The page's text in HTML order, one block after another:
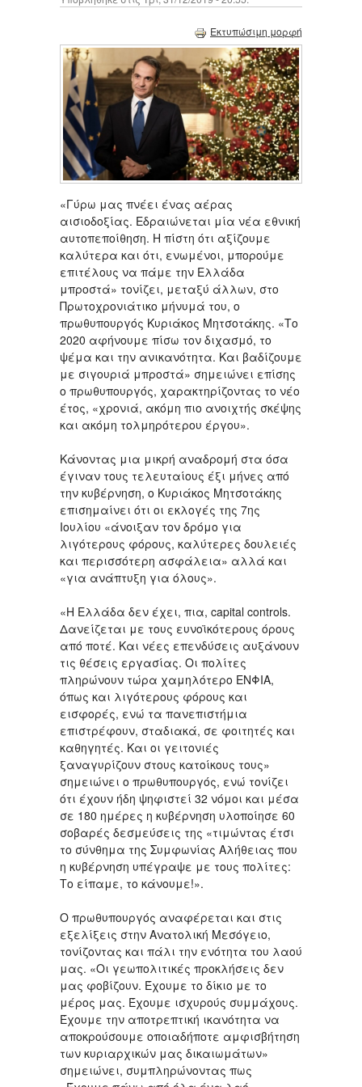
Εκτυπώσιμη μορφή
«Γύρω μας πνέει ένας αέρας
αισιοδοξίας. Εδραιώνεται μία νέα εθνική
αυτοπεποίθηση. Η πίστη ότι αξίζουμε
καλύτερα και ότι, ενωμένοι, μπορούμε
επιτέλους να πάμε την Ελλάδα
μπροστά» τονίζει, μεταξύ άλλων, στο
Πρωτοχρονιάτικο μήνυμά του, ο
πρωθυπουργός Κυριάκος Μητσοτάκης. «Το
2020 αφήνουμε πίσω τον διχασμό, το
ψέμα και την ανικανότητα. Και βαδίζουμε
με σιγουριά μπροστά» σημειώνει επίσης
ο πρωθυπουργός, χαρακτηρίζοντας το νέο
έτος, «χρονιά, ακόμη πιο ανοιχτής σκέψης
και ακόμη τολμηρότερου έργου».
Κάνοντας μια μικρή αναδρομή στα όσα
έγιναν τους τελευταίους έξι μήνες από
την κυβέρνηση, ο Κυριάκος Μητσοτάκης
επισημαίνει ότι οι εκλογές της 7ης
Ιουλίου «άνοιξαν τον δρόμο για
λιγότερους φόρους, καλύτερες δουλειές
και περισσότερη ασφάλεια» αλλά και
«για ανάπτυξη για όλους».
«Η Ελλάδα δεν έχει, πια, capital controls.
Δανείζεται με τους ευνοϊκότερους όρους
από ποτέ. Και νέες επενδύσεις αυξάνουν
τις θέσεις εργασίας. Οι πολίτες
πληρώνουν τώρα χαμηλότερο ΕΝΦΙΑ,
όπως και λιγότερους φόρους και
εισφορές, ενώ τα πανεπιστήμια
επιστρέφουν, σταδιακά, σε φοιτητές και
καθηγητές. Και οι γειτονιές
ξαναγυρίζουν στους κατοίκους τους»
σημειώνει ο πρωθυπουργός, ενώ τονίζει
ότι έχουν ήδη ψηφιστεί 32 νόμοι και μέσα
σε 180 ημέρες η κυβέρνηση υλοποίησε 60
σοβαρές δεσμεύσεις της «τιμώντας έτσι
το σύνθημα της Συμφωνίας Αλήθειας που
η κυβέρνηση υπέγραψε με τους πολίτες:
Το είπαμε, το κάνουμε!».
Ο πρωθυπουργός αναφέρεται και στις
εξελίξεις στην Ανατολική Μεσόγειο,
τονίζοντας και πάλι την ενότητα του λαού
μας. «Οι γεωπολιτικές προκλήσεις δεν
μας φοβίζουν. Έχουμε το δίκιο με το
μέρος μας. Έχουμε ισχυρούς συμμάχους.
Έχουμε την αποτρεπτική ικανότητα να
αποκρούσουμε οποιαδήποτε αμφισβήτηση
των κυριαρχικών μας δικαιωμάτων»
σημειώνει, συμπληρώνοντας πως